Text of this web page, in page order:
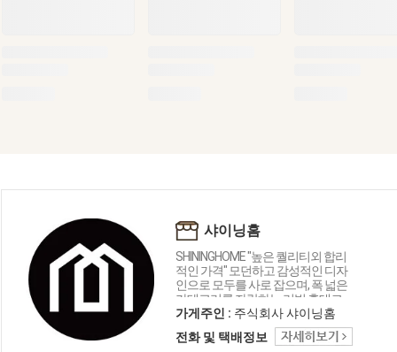
샤이닝홈
SHININGHOME "높은 퀄리티외 합리
적인 가격" 모던하고 감성적인 디자
인으로 모두를 사로 잡으며, 폭 넓은
카테고리를 자랑하는 리빙 홈데코
인테리어 샤이닝홈입니다.
가게주인 : 주식회사 샤이닝홈
전화 및 택배정보